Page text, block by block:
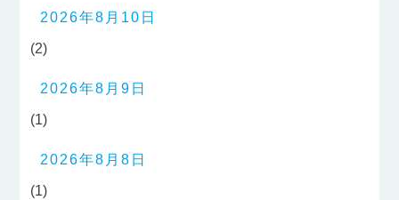
2026年8月10日
(2)
2026年8月9日
(1)
2026年8月8日
(1)